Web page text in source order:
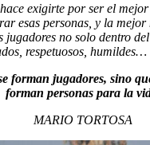
exigirte por ser el mejor
esas personas, y la mejor
jugadores no solo dentro
respetuosos, humildes…
forman jugadores, sino
forman personas para la
MARIO TORTOSA